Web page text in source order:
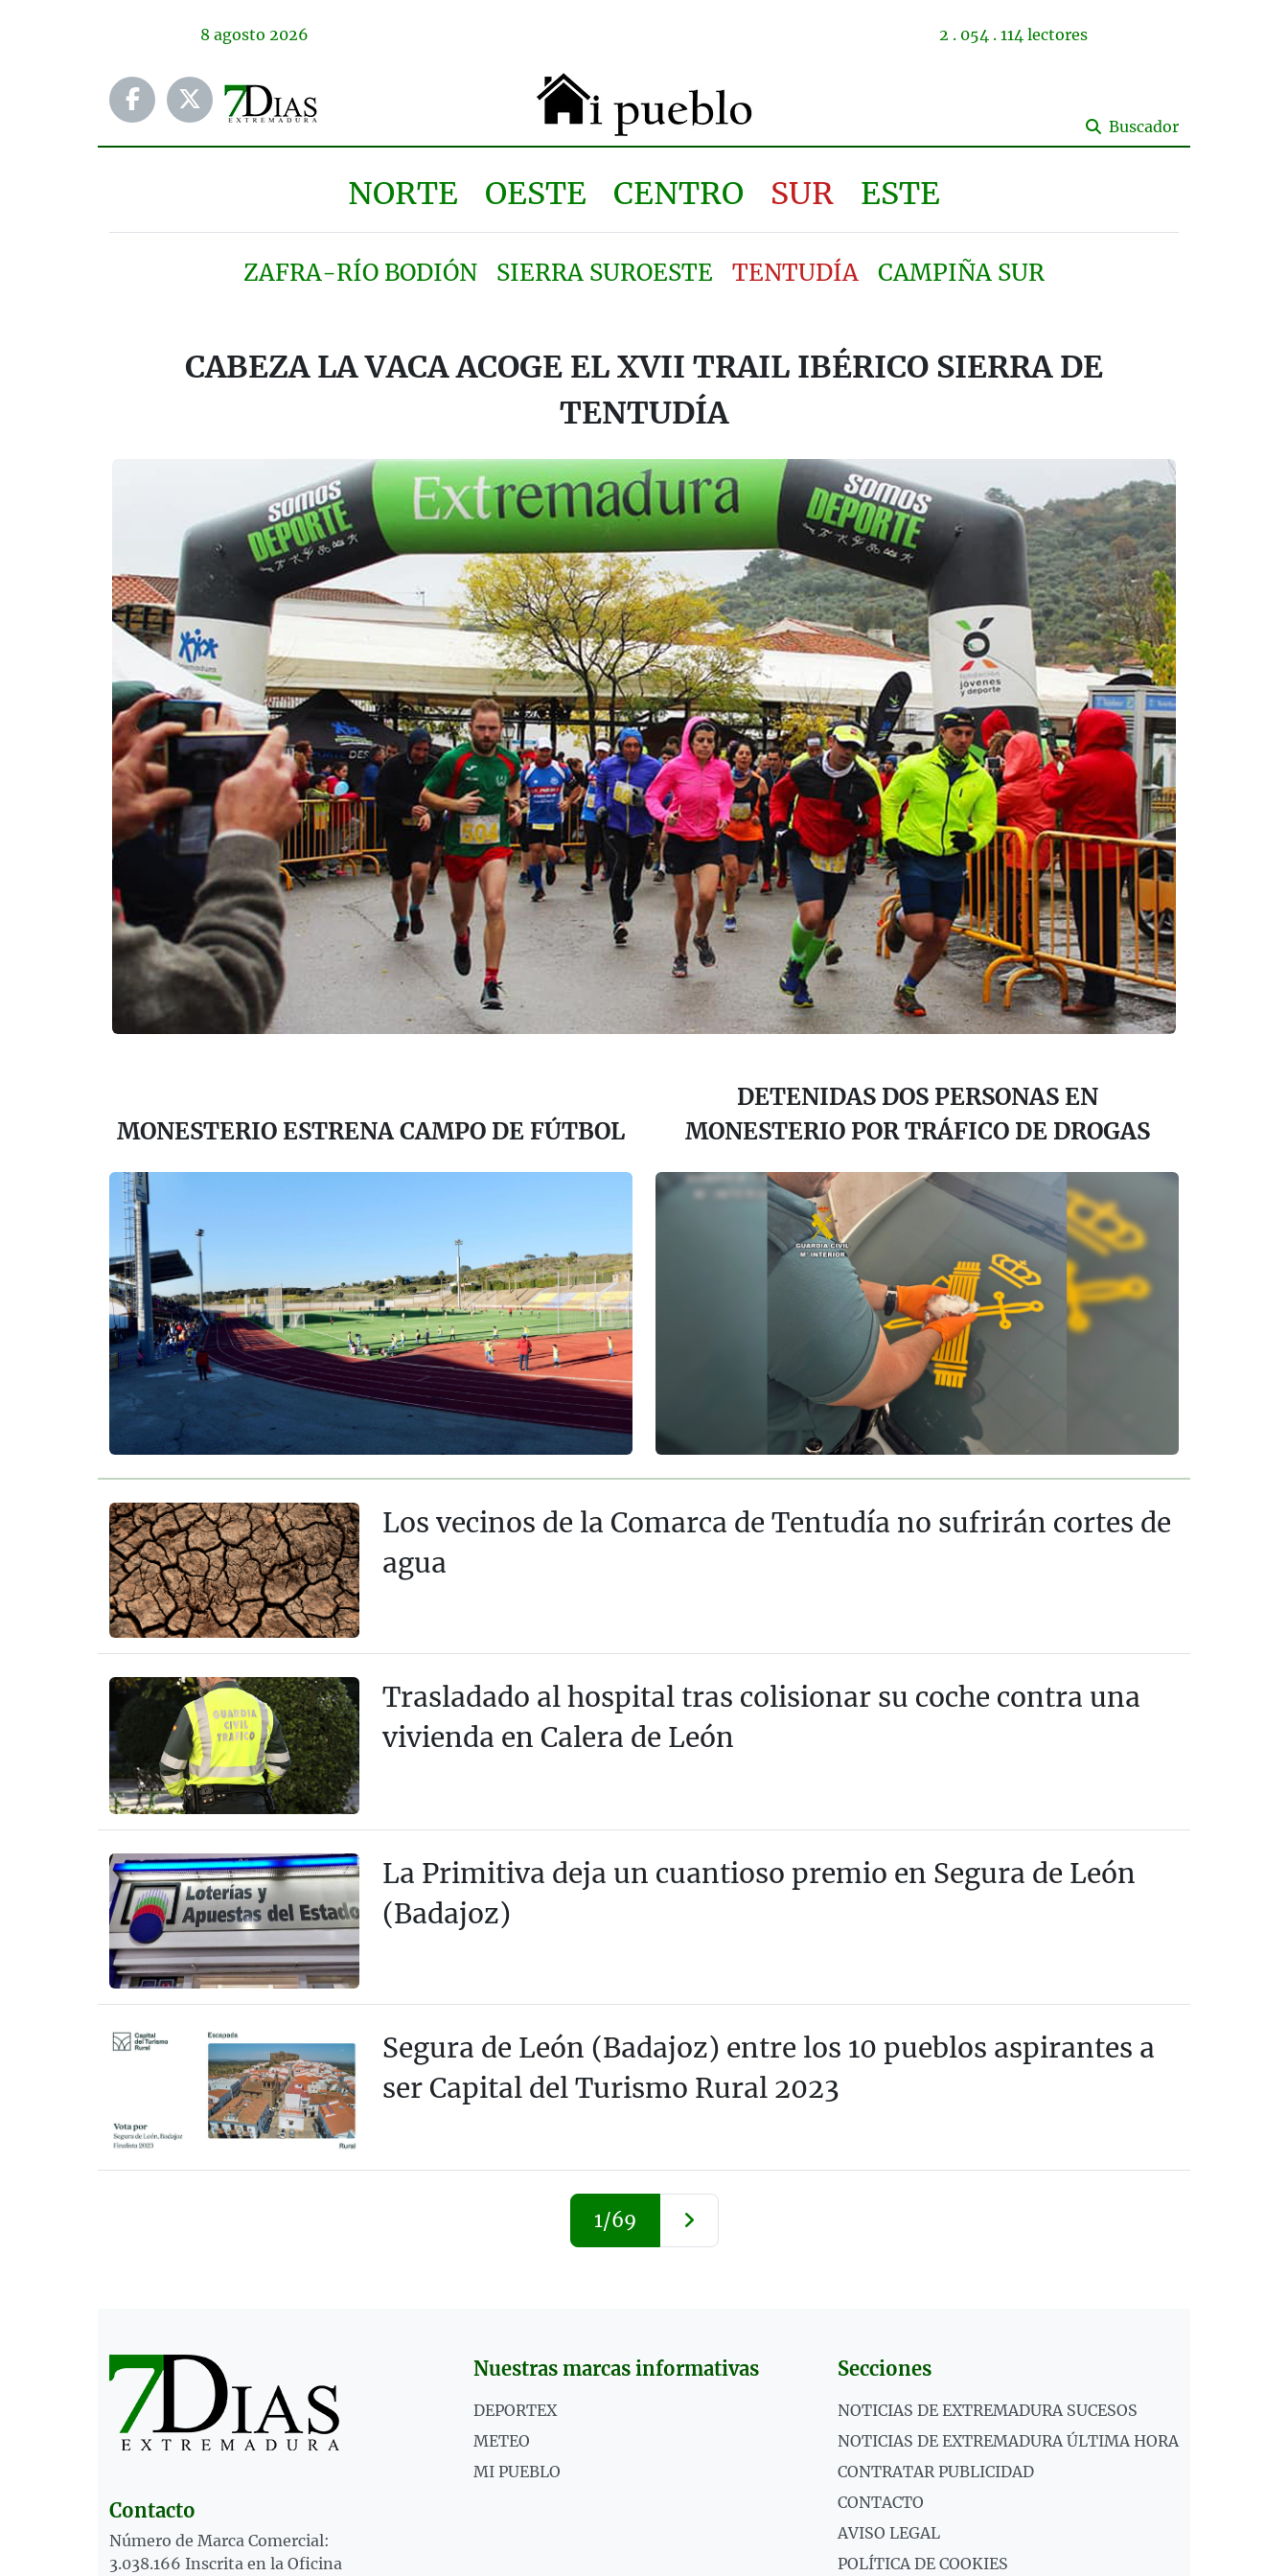
8 agosto 2026 2 . 054 . 114 lectores
Buscador
NORTE OESTE CENTRO SUR ESTE
ZAFRA-RÍO BODIÓN SIERRA SUROESTE TENTUDÍA CAMPIÑA SUR
CABEZA LA VACA ACOGE EL XVII TRAIL IBÉRICO SIERRA DE
TENTUDÍA
MONESTERIO ESTRENA CAMPO DE FÚTBOL
DETENIDAS DOS PERSONAS EN
MONESTERIO POR TRÁFICO DE DROGAS
Los vecinos de la Comarca de Tentudía no sufrirán cortes de
agua
Trasladado al hospital tras colisionar su coche contra una
vivienda en Calera de León
La Primitiva deja un cuantioso premio en Segura de León
(Badajoz)
Segura de León (Badajoz) entre los 10 pueblos aspirantes a
ser Capital del Turismo Rural 2023
1/69
Contacto
Número de Marca Comercial:
3.038.166 Inscrita en la Oficina
Nuestras marcas informativas
DEPORTEX
METEO
MI PUEBLO
Secciones
NOTICIAS DE EXTREMADURA SUCESOS
NOTICIAS DE EXTREMADURA ÚLTIMA HORA
CONTRATAR PUBLICIDAD
CONTACTO
AVISO LEGAL
POLÍTICA DE COOKIES